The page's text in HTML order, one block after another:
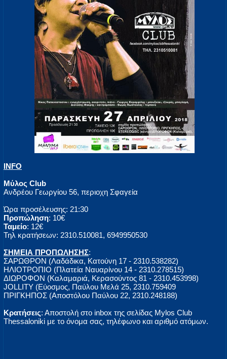
INFO
Μύλος Club
Ανδρέου Γεωργίου 56, περιοχη Σφαγεία
Ώρα προσέλευσης: 21:30
Προπώληση: 10€
Ταμείο: 12€
Τηλ κρατήσεων: 2310.510081, 6949950530
ΣΗΜΕΙΑ ΠΡΟΠΩΛΗΣΗΣ:
ΣΑΡΩΘΡΟΝ (Λαδάδικα, Κατούνη 17 - 2310.538282)
ΗΛΙΟΤΡΟΠΙΟ (Πλατεία Ναυαρίνου 14 - 2310.278515)
ΔΙΩΡΟΦΟΝ (Καλαμαριά, Κερασούντος 81 - 2310.453998)
JOLLITY (Εύοσμος, Παύλου Μελά 25, 2310.759409
ΠΡΙΓΚΗΠΟΣ (Αποστόλου Παύλου 22, 2310.248188)
Κρατήσεις: Αποστολή στο inbox της σελίδας Mylos Club
Thessaloniki με το όνομα σας, τηλέφωνο και αριθμό ατόμων.